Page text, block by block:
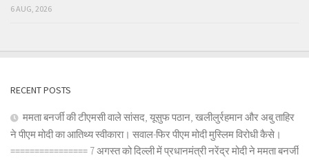
6 AUG, 2026
RECENT POSTS
ममता बनर्जी की टीएमसी वाले सांसद, यूसुफ पठान, खलीलुर्रहमान और अबु ताहिर
ने पीएम मोदी का आतिथ्य स्वीकारा। सवाल-फिर पीएम मोदी मुस्लिम विरोधी कैसे।
================ 7 अगस्त को दिल्ली में प्रधानमंत्री नरेंद्र मोदी ने ममता बनर्जी